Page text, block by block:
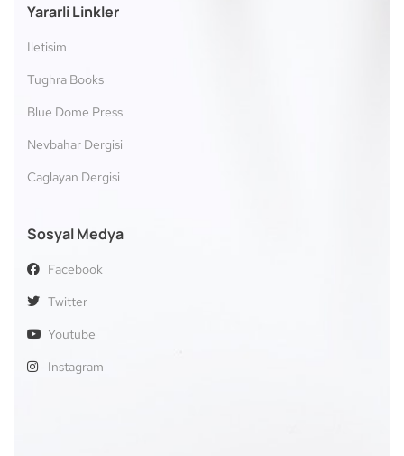
Yararli Linkler
Iletisim
Tughra Books
Blue Dome Press
Nevbahar Dergisi
Caglayan Dergisi
Sosyal Medya
Facebook
Twitter
Youtube
Instagram